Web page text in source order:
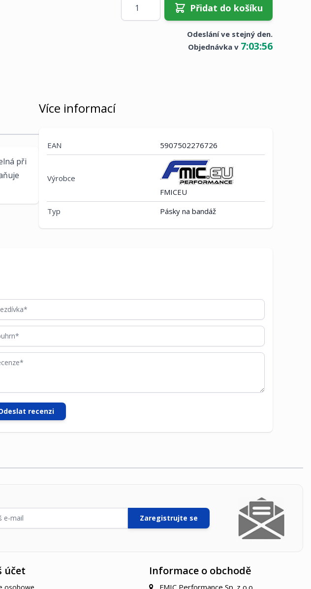
Přidat do košíku
Odeslání ve stejný den.
Objednávka v 7:03:56
při
Více informací
EAN 5907502276726
Výrobce
FMICEU
Typ
Pásky na bandáž
recenzi
adresa
Zaregistrujte se
Informace o obchodě
účet